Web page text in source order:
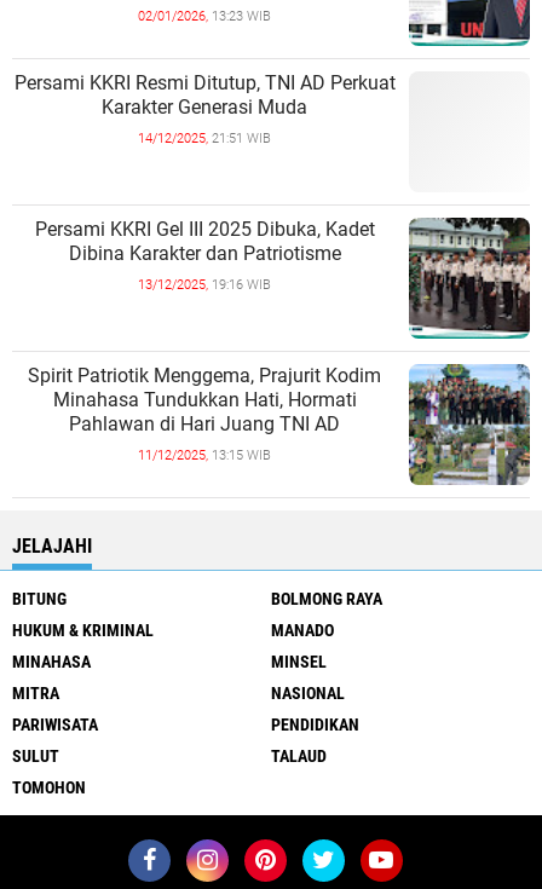
02/01/2026, 13:23 WIB
Persami KKRI Resmi Ditutup, TNI AD Perkuat
Karakter Generasi Muda
14/12/2025, 21:51 WIB
Persami KKRI Gel III 2025 Dibuka, Kadet
Dibina Karakter dan Patriotisme
13/12/2025, 19:16 WIB
Spirit Patriotik Menggema, Prajurit Kodim
Minahasa Tundukkan Hati, Hormati
Pahlawan di Hari Juang TNI AD
11/12/2025, 13:15 WIB
JELAJAHI
BITUNG
BOLMONG RAYA
HUKUM & KRIMINAL
MANADO
MINAHASA
MINSEL
MITRA
NASIONAL
PARIWISATA
PENDIDIKAN
SULUT
TALAUD
TOMOHON